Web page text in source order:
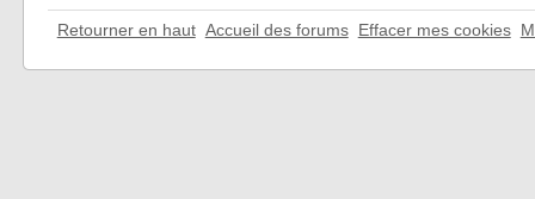
Retourner en haut Accueil des forums Effacer mes cookies